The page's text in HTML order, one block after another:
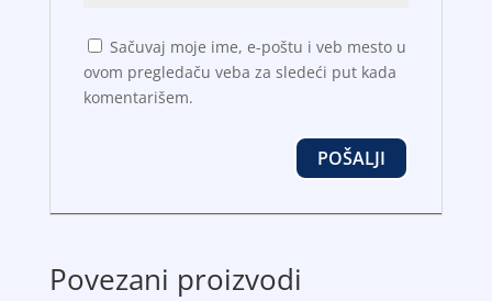
Sačuvaj moje ime, e-poštu i veb mesto u
ovom pregledaču veba za sledeći put kada
komentarišem.
Povezani proizvodi